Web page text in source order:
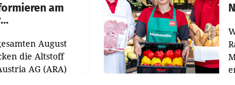
am
August
die Altstoff
AG (ARA)